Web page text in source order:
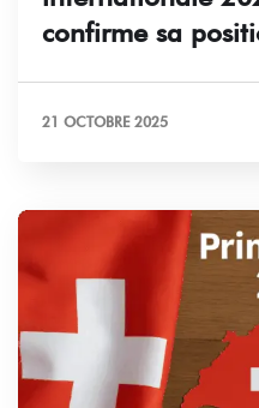
confirme sa
21 OCTOBRE 2025